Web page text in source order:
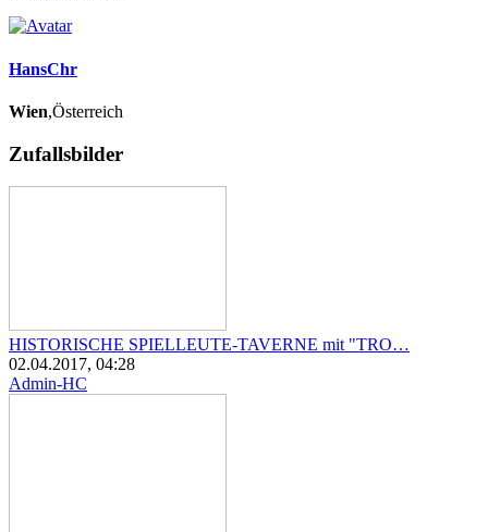
HansChr
Wien,Österreich
Zufallsbilder
HISTORISCHE SPIELLEUTE-TAVERNE mit "TRO…
02.04.2017, 04:28
Admin-HC